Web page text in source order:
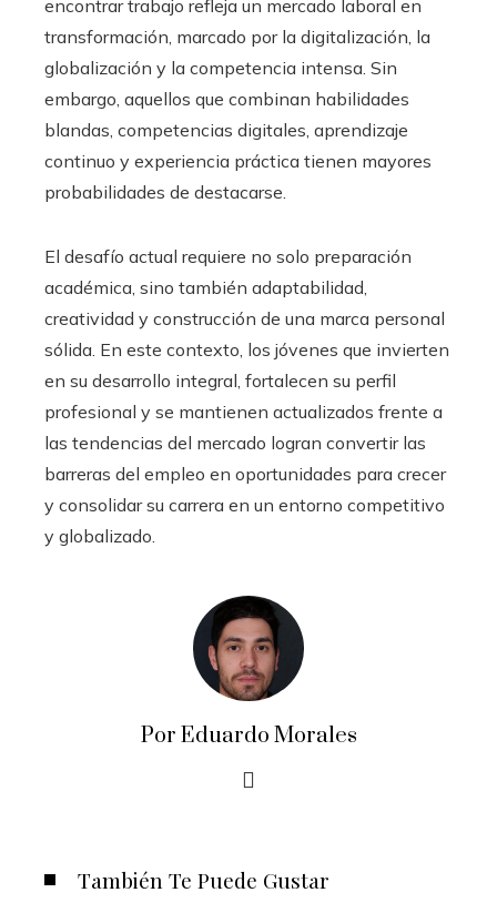
encontrar trabajo refleja un mercado laboral en
transformación, marcado por la digitalización, la
globalización y la competencia intensa. Sin
embargo, aquellos que combinan habilidades
blandas, competencias digitales, aprendizaje
continuo y experiencia práctica tienen mayores
probabilidades de destacarse.
El desafío actual requiere no solo preparación
académica, sino también adaptabilidad,
creatividad y construcción de una marca personal
sólida. En este contexto, los jóvenes que invierten
en su desarrollo integral, fortalecen su perfil
profesional y se mantienen actualizados frente a
las tendencias del mercado logran convertir las
barreras del empleo en oportunidades para crecer
y consolidar su carrera en un entorno competitivo
y globalizado.
Por Eduardo Morales
También Te Puede Gustar